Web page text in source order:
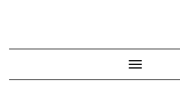
Toggle